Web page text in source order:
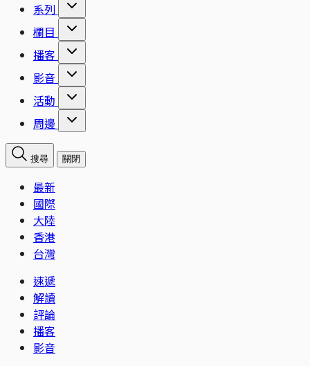
系列
欄目
播客
影音
活動
周邊
搜尋 關閉
最新
國際
大陸
香港
台灣
速遞
解讀
評論
播客
影音